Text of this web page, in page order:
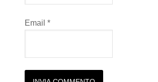
Email *